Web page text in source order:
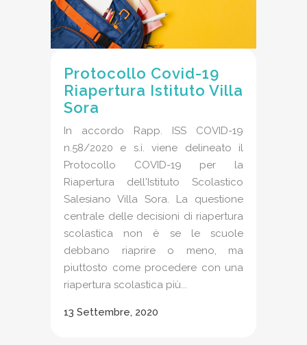
Protocollo Covid-19
Riapertura Istituto Villa
Sora
In accordo Rapp. ISS COVID-19
n.58/2020 e s.i. viene delineato il
Protocollo COVID-19 per la
Riapertura dell'Istituto Scolastico
Salesiano Villa Sora. La questione
centrale delle decisioni di riapertura
scolastica non è se le scuole
debbano riaprire o meno, ma
piuttosto come procedere con una
riapertura scolastica più...
13 Settembre, 2020